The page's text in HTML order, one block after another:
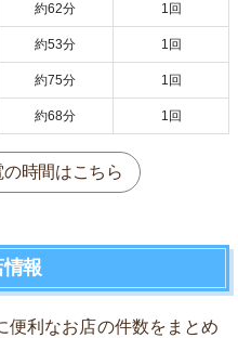
約62分 1回
約53分 1回
約75分 1回
約68分 1回
時間はこちら
報
便利なお店の件数をまとめ